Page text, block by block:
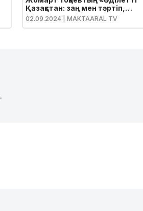
Қазақстан: заң мен тәртіп,
экономикалық өсім, қоғамдық
оптимизм» атты Қазақстан
02.09.2024 | MAKTAARAL TV
.